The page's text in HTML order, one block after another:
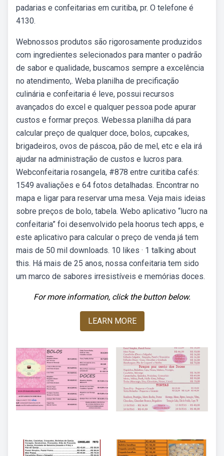
padarias e confeitarias em curitiba, pr. O telefone é
4130.
Webnossos produtos são rigorosamente produzidos
com ingredientes selecionados para manter o padrão
de sabor e qualidade, buscamos sempre a excelência
no atendimento,. Weba planilha de precificação
culinária e confeitaria é leve, possui recursos
avançados do excel e qualquer pessoa pode apurar
custos e formar preços. Webessa planilha dá para
calcular preço de qualquer doce, bolos, cupcakes,
brigadeiros, ovos de páscoa, pão de mel, etc e ela irá
ajudar na administração de custos e lucros para.
Webconfeitaria rosangela, #878 entre curitiba cafés:
1549 avaliações e 64 fotos detalhadas. Encontrar no
mapa e ligar para reservar uma mesa. Veja mais ideias
sobre preços de bolo, tabela. Webo aplicativo “lucro na
confeitaria” foi desenvolvido pela hoorus tech apps, e
este aplicativo para calcular o preço de venda já tem
mais de 50 mil downloads. 10 likes · 1 talking about
this. Há mais de 25 anos, nossa confeitaria tem sido
um marco de sabores irresistíveis e memórias doces.
For more information, click the button below.
LEARN MORE